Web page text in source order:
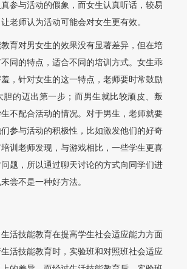
参与活动的假象，而女生认真听话，较易
老师认为活动可能会对女生更有效。
育对男女生的效果没有显著差异，但在培
同的特点，适合不同的培训方式。女生乖
，针对女生的这一特点，老师要时常鼓励
胆的迈出第一步；而男生就比较顽皮、叛
不配合活动的情况。对于男生，老师就要
参与活动的积极性，比如激发他们的好奇
训老师发现，与游戏相比，一些学生更喜
题，所以通过聊天讨论的方式向同学们进
尝不是一种好方法。
活技能教育在提高学生社会适应能力方面
活技能教育时，实验班和对照班社会适应